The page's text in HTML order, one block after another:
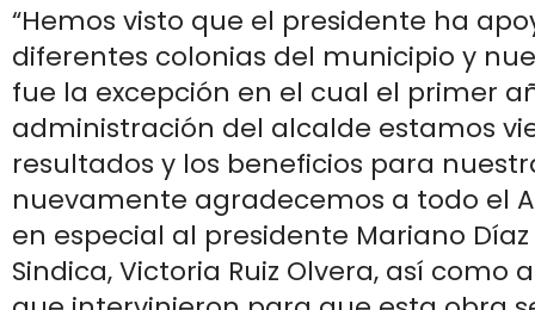
“Hemos visto que el presidente ha
diferentes colonias del municipio y
fue la excepción en el cual el primer
administración del alcalde estamos
resultados y los beneficios para
nuevamente agradecemos a todo el
en especial al presidente Mariano
Sindica, Victoria Ruiz Olvera, así como